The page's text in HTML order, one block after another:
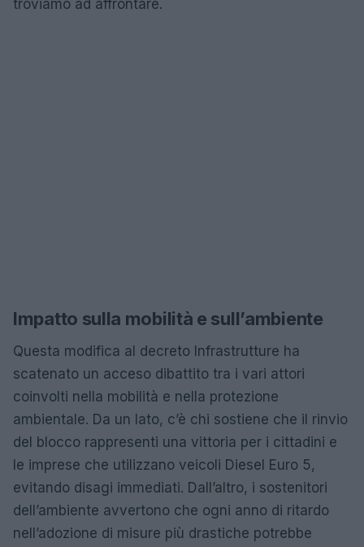
troviamo ad affrontare.
Impatto sulla mobilità e sull’ambiente
Questa modifica al decreto Infrastrutture ha
scatenato un acceso dibattito tra i vari attori
coinvolti nella mobilità e nella protezione
ambientale. Da un lato, c’è chi sostiene che il rinvio
del blocco rappresenti una vittoria per i cittadini e
le imprese che utilizzano veicoli Diesel Euro 5,
evitando disagi immediati. Dall’altro, i sostenitori
dell’ambiente avvertono che ogni anno di ritardo
nell’adozione di misure più drastiche potrebbe